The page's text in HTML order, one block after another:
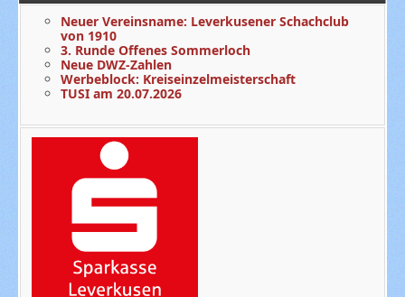
Neuer Vereinsname: Leverkusener Schachclub
von 1910
3. Runde Offenes Sommerloch
Neue DWZ-Zahlen
Werbeblock: Kreiseinzelmeisterschaft
TUSI am 20.07.2026